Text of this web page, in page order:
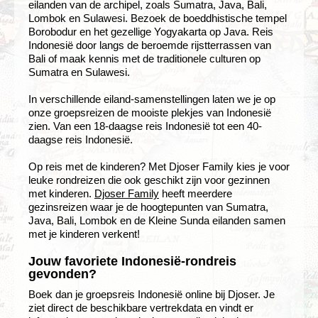
eilanden van de archipel, zoals Sumatra, Java, Bali,
Lombok en Sulawesi. Bezoek de boeddhistische tempel
Borobodur en het gezellige Yogyakarta op Java. Reis
Indonesië door langs de beroemde rijstterrassen van
Bali of maak kennis met de traditionele culturen op
Sumatra en Sulawesi.
In verschillende eiland-samenstellingen laten we je op
onze groepsreizen de mooiste plekjes van Indonesië
zien. Van een 18-daagse reis Indonesië tot een 40-
daagse reis Indonesië.
Op reis met de kinderen? Met Djoser Family kies je voor
leuke rondreizen die ook geschikt zijn voor gezinnen
met kinderen. Djoser Family heeft meerdere
gezinsreizen waar je de hoogtepunten van Sumatra,
Java, Bali, Lombok en de Kleine Sunda eilanden samen
met je kinderen verkent!
Jouw favoriete Indonesië-rondreis
gevonden?
Boek dan je groepsreis Indonesië online bij Djoser. Je
ziet direct de beschikbare vertrekdata en vindt er